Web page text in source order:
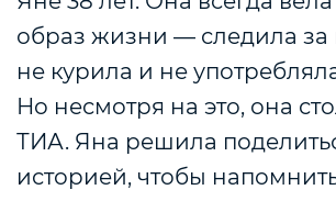
образ жизни — следила за
не курила и не
Но несмотря на это, она
ТИА. Яна решила
историей, чтобы